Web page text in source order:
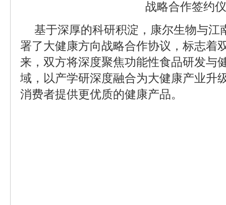
战略合作签约
基于深厚的科研积淀，康尔生物与江
署了大健康方向战略合作协议，标志着
来，双方将深度聚焦功能性食品研发与
域，以产学研深度融合为大健康产业升
消费者提供更优质的健康产品。